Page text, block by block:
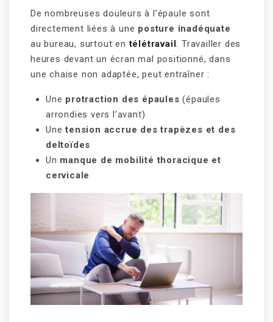
De nombreuses douleurs à l’épaule sont
directement liées à une posture inadéquate
au bureau, surtout entélétravail. Travailler des
heures devant un écran mal positionné, dans
une chaise non adaptée, peut entraîner :
Une protraction des épaules (épaules
arrondies vers l’avant)
Unetension accrue des trapèzes et des
deltoïdes
Un manque de mobilité thoracique et
cervicale